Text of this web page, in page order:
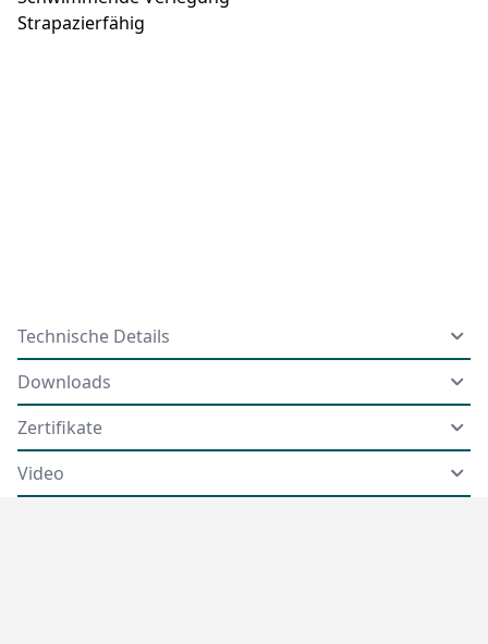
Strapazierfähig
Technische Details
Downloads
Zertifikate
Video